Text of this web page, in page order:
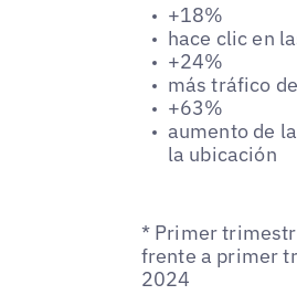
+18%
hace clic en
+24%
más tráfico
+63%
aumento de
la ubicación
* Primer
frente a primer
2024